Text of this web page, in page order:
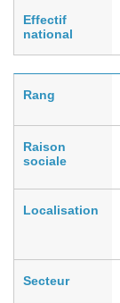
Effectif
national
Rang
Raison
sociale
Localisation
Secteur